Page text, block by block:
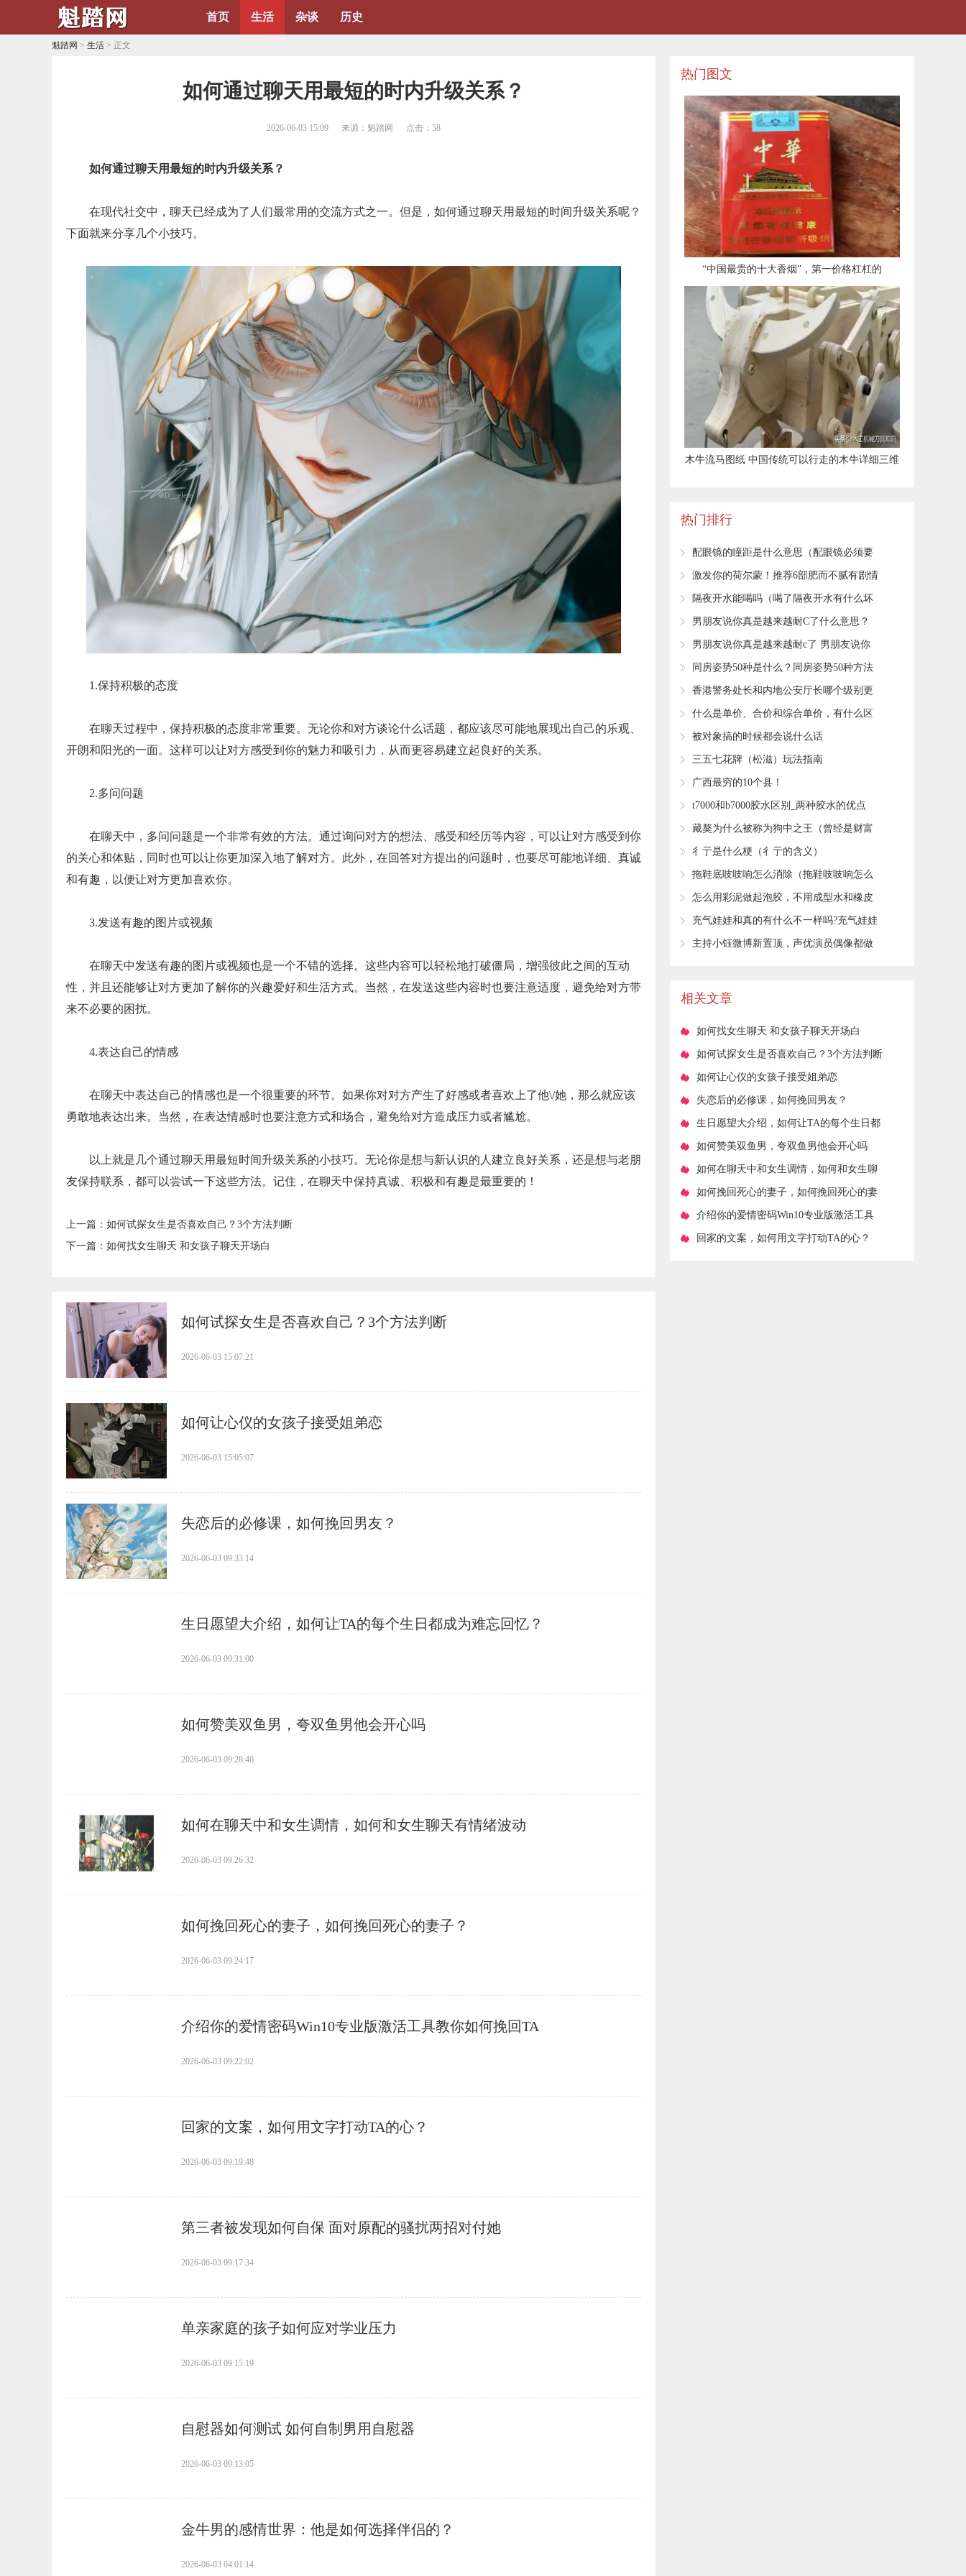
首页 生活 杂谈 历史
魁踏网 > 生活 > 正文
​如何通过聊天用最短的时内升级关系？
2026-06-03 15:09 来源：魁踏网 点击： 58
如何通过聊天用最短的时内升级关系？
在现代社交中，聊天已经成为了人们最常用的交流方式之一。但是，如何通过聊天用最短的时间升级关系呢？
下面就来分享几个小技巧。
1.保持积极的态度
在聊天过程中，保持积极的态度非常重要。无论你和对方谈论什么话题，都应该尽可能地展现出自己的乐观、
开朗和阳光的一面。这样可以让对方感受到你的魅力和吸引力，从而更容易建立起良好的关系。
2.多问问题
在聊天中，多问问题是一个非常有效的方法。通过询问对方的想法、感受和经历等内容，可以让对方感受到你
的关心和体贴，同时也可以让你更加深入地了解对方。此外，在回答对方提出的问题时，也要尽可能地详细、真诚
和有趣，以便让对方更加喜欢你。
3.发送有趣的图片或视频
在聊天中发送有趣的图片或视频也是一个不错的选择。这些内容可以轻松地打破僵局，增强彼此之间的互动
性，并且还能够让对方更加了解你的兴趣爱好和生活方式。当然，在发送这些内容时也要注意适度，避免给对方带
来不必要的困扰。
4.表达自己的情感
在聊天中表达自己的情感也是一个很重要的环节。如果你对对方产生了好感或者喜欢上了他\/她，那么就应该
勇敢地表达出来。当然，在表达情感时也要注意方式和场合，避免给对方造成压力或者尴尬。
以上就是几个通过聊天用最短时间升级关系的小技巧。无论你是想与新认识的人建立良好关系，还是想与老朋
友保持联系，都可以尝试一下这些方法。记住，在聊天中保持真诚、积极和有趣是最重要的！
上一篇： ​如何试探女生是否喜欢自己？3个方法判断
下一篇： ​如何找女生聊天 和女孩子聊天开场白
​如何试探女生是否喜欢自己？3个方法判断
2026-06-03 15:07:21
​如何让心仪的女孩子接受姐弟恋
2026-06-03 15:05:07
​失恋后的必修课，如何挽回男友？
2026-06-03 09:33:14
​生日愿望大介绍，如何让TA的每个生日都成为难忘回忆？
2026-06-03 09:31:00
​如何赞美双鱼男，夸双鱼男他会开心吗
2026-06-03 09:28:46
​如何在聊天中和女生调情，如何和女生聊天有情绪波动
2026-06-03 09:26:32
​如何挽回死心的妻子，如何挽回死心的妻子？
2026-06-03 09:24:17
​介绍你的爱情密码Win10专业版激活工具教你如何挽回TA
2026-06-03 09:22:02
​回家的文案，如何用文字打动TA的心？
2026-06-03 09:19:48
​第三者被发现如何自保 面对原配的骚扰两招对付她
2026-06-03 09:17:34
​单亲家庭的孩子如何应对学业压力
2026-06-03 09:15:19
​自慰器如何测试 如何自制男用自慰器
2026-06-03 09:13:05
​金牛男的感情世界：他是如何选择伴侣的？
2026-06-03 04:01:14
热门图文
​“中国最贵的十大香烟”，第一价格杠杠的
​木牛流马图纸 中国传统可以行走的木牛详细三维
热门排行
​配眼镜的瞳距是什么意思（配眼镜必须要
测量瞳距吗）
​激发你的荷尔蒙！推荐6部肥而不腻有剧情
有肉的古言小说
​隔夜开水能喝吗（喝了隔夜开水有什么坏
处）
​男朋友说你真是越来越耐C了什么意思？
​男朋友说你真是越来越耐c了 男朋友说你
真是越来越耐c了为什么
​同房姿势50种是什么？同房姿势50种方法
​香港警务处长和内地公安厅长哪个级别更
高？
​什么是单价、合价和综合单价，有什么区
别？看完你就明白了
​被对象搞的时候都会说什么话
​三五七花牌（松滋）玩法指南
​广西最穷的10个县！
​t7000和b7000胶水区别_两种胶水的优点
​藏獒为什么被称为狗中之王（曾经是财富
和身份的象征）
​彳亍是什么梗（彳亍的含义）
​拖鞋底吱吱响怎么消除（拖鞋吱吱响怎么
处理）
​怎么用彩泥做起泡胶，不用成型水和橡皮
泥 做起泡胶？
​充气娃娃和真的有什么不一样吗?充气娃娃
和真人感觉一样吗
​主持小钰微博新置顶，声优演员偶像都做
相关文章
​如何找女生聊天 和女孩子聊天开场白
​如何试探女生是否喜欢自己？3个方法判断
​如何让心仪的女孩子接受姐弟恋
​失恋后的必修课，如何挽回男友？
​生日愿望大介绍，如何让TA的每个生日都
成为难忘回忆？
​如何赞美双鱼男，夸双鱼男他会开心吗
​如何在聊天中和女生调情，如何和女生聊
天有情绪波动
​如何挽回死心的妻子，如何挽回死心的妻
子？
​介绍你的爱情密码Win10专业版激活工具
教你如何挽回TA
​回家的文案，如何用文字打动TA的心？